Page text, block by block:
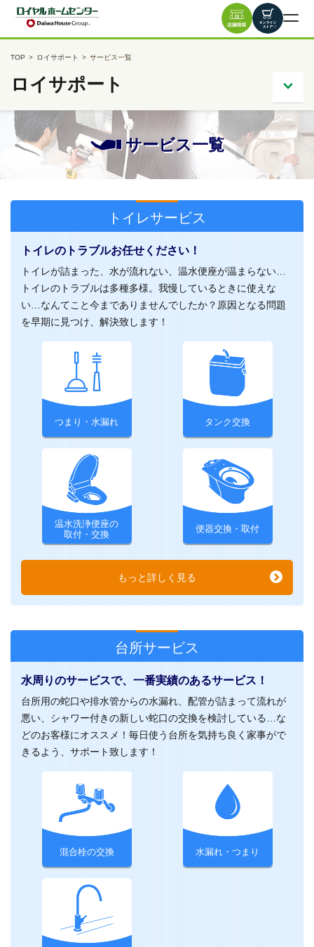
TOP ロイサポート サービス一覧
ロイサポート
サービス一覧
トイレサービス
トイレのトラブルお任せください！
トイレが詰まった、水が流れない、温水便座が温まらない…
トイレのトラブルは多種多様。我慢しているときに使えな
い…なんてこと今までありませんでしたか？原因となる問題
を早期に見つけ、解決致します！
つまり・水漏れ タンク交換
温水洗浄便座の
取付・交換
便器交換・取付
もっと詳しく見る
台所サービス
水周りのサービスで、一番実績のあるサービス！
台所用の蛇口や排水管からの水漏れ、配管が詰まって流れが
悪い、シャワー付きの新しい蛇口の交換を検討している…な
どのお客様にオススメ！毎日使う台所を気持ち良く家事がで
きるよう、サポート致します！
混合栓の交換 水漏れ・つまり